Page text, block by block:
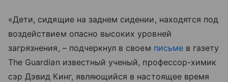
«Дети, сидящие на заднем сидении, находятся под
воздействием опасно высоких уровней
загрязнения, – подчеркнул в своем письмев газету
The Guardian известный ученый, профессор-химик
сэр Дэвид Кинг, являющийся в настоящее время